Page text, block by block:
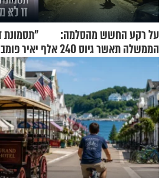
על רקע החשש מהסלמה:
הממשלה תאשר גיוס 240 אלף
אנשי מילואים
"תסמונת
יאיר
מעורר